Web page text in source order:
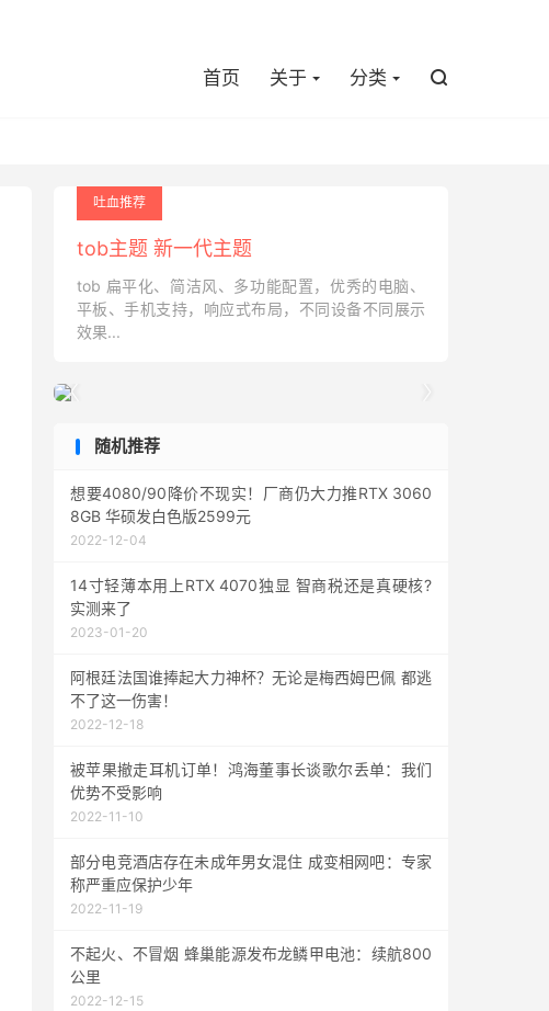
首页 关于 分类 
吐血推荐
tob主题 新一代主题
tob 扁平化、简洁风、多功能配置，优秀的电脑、
平板、手机支持，响应式布局，不同设备不同展示
效果...

随机推荐
想要4080/90降价不现实！厂商仍大力推RTX 3060
8GB 华硕发白色版2599元
2022-12-04
14寸轻薄本用上RTX 4070独显 智商税还是真硬核?
实测来了
2023-01-20
阿根廷法国谁捧起大力神杯？无论是梅西姆巴佩 都逃
不了这一伤害！
2022-12-18
被苹果撤走耳机订单！鸿海董事长谈歌尔丢单：我们
优势不受影响
2022-11-10
部分电竞酒店存在未成年男女混住 成变相网吧：专家
称严重应保护少年
2022-11-19
不起火、不冒烟 蜂巢能源发布龙鳞甲电池：续航800
公里
2022-12-15